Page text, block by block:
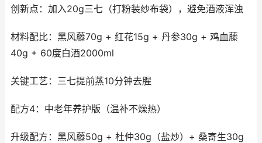
创新点：加入20g三七（打粉装纱布袋），避免酒液浑浊
材料配比：黑风藤70g + 红花15g + 丹参30g + 鸡血藤
40g + 60度白酒2000ml
关键工艺：三七提前蒸10分钟去腥
配方4：中老年养护版（温补不燥热）
升级配方：黑风藤50g + 杜仲30g（盐炒）+ 桑寄生30g